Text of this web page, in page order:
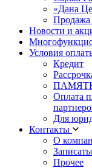
«Дана
Продажа
Новости и
Условия
Кредит
Оплата
Для
Контакты
О
Прочее